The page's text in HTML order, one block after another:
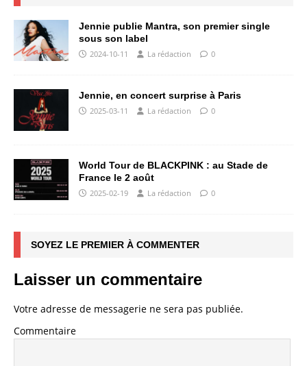
Jennie publie Mantra, son premier single
sous son label
2024-10-11 La rédaction 0
Jennie, en concert surprise à Paris
2025-03-11 La rédaction 0
World Tour de BLACKPINK : au Stade de
France le 2 août
2025-02-19 La rédaction 0
SOYEZ LE PREMIER À COMMENTER
Laisser un commentaire
Votre adresse de messagerie ne sera pas publiée.
Commentaire